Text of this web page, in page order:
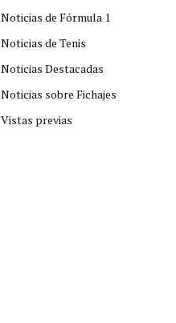
Noticias de Fórmula 1
Noticias de Tenis
Noticias Destacadas
Noticias sobre Fichajes
Vistas previas